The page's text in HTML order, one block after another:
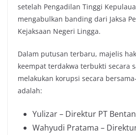
setelah Pengadilan Tinggi
mengabulkan banding dari Jaksa
Kejaksaan Negeri Lingga.
Dalam putusan terbaru, majelis
keempat terdakwa terbukti secara
melakukan korupsi secara
adalah:
Yulizar – Direktur PT
Wahyudi Pratama –